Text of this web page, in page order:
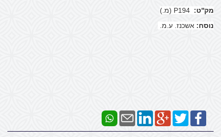
מק''ט: P194 (מ.)
נוסח: אשכנז. ע.מ.